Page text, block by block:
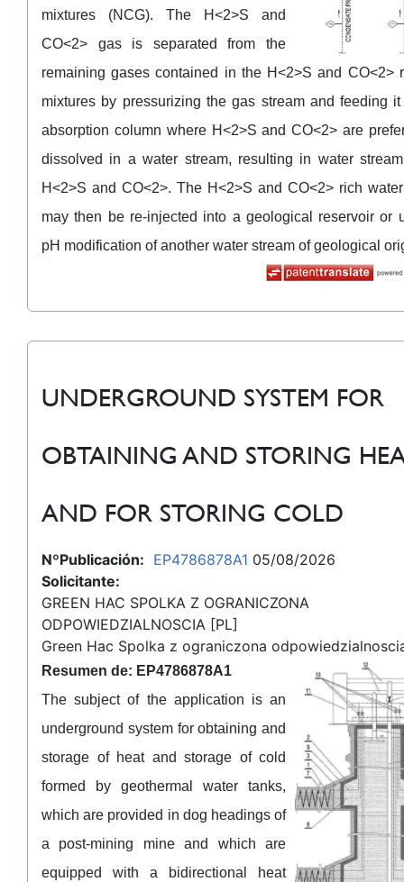
mixtures (NCG). The H<2>S and
CO<2> gas is separated from the
remaining gases contained in the H<2>S and CO<2>
mixtures by pressurizing the gas stream and feeding
absorption column where H<2>S and CO<2> are
dissolved in a water stream, resulting in water
H<2>S and CO<2>. The H<2>S and CO<2> rich
may then be re-injected into a geological reservoir or
pH modification of another water stream of geological
UNDERGROUND SYSTEM FOR
OBTAINING AND STORING
AND FOR STORING COLD
NºPublicación: EP4786878A1 05/08/2026
Solicitante:
GREEN HAC SPOLKA Z OGRANICZONA
ODPOWIEDZIALNOSCIA [PL]
Green Hac Spolka z ograniczona
Resumen de: EP4786878A1
The subject of the application is an
underground system for obtaining and
storage of heat and storage of cold
formed by geothermal water tanks,
which are provided in dog headings of
a post-mining mine and which are
equipped with a bidirectional heat